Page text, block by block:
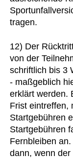
tragen.
12) Der
von der
schriftlich bis 3
- maßgeblich
erklärt werden.
Frist eintreffen,
Startgebühren
Startgebühren
Fernbleiben
dann, wenn